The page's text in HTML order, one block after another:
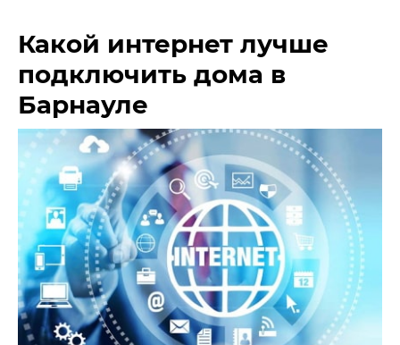
Какой интернет лучше
подключить дома в
Барнауле